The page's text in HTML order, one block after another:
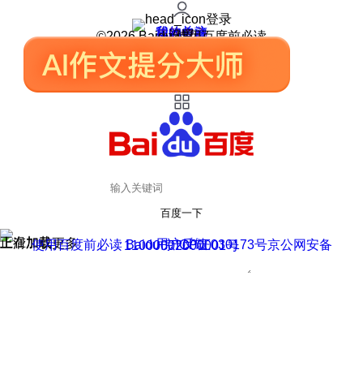
登录
我的关注
我的收藏
皮肤中心
用户反馈
设置
©2026 Baidu 使用百度前必读
百度一下
正在加载
上滑加载更多 用户反馈
使用百度前必读 Baidu 京ICP证030173号
京公网安备11000002000001号